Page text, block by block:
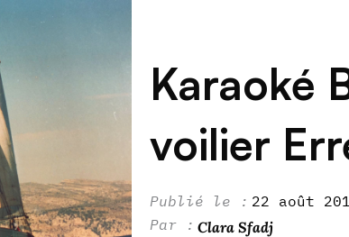
Karaoké
voilier
22 août
Clara Sfadj